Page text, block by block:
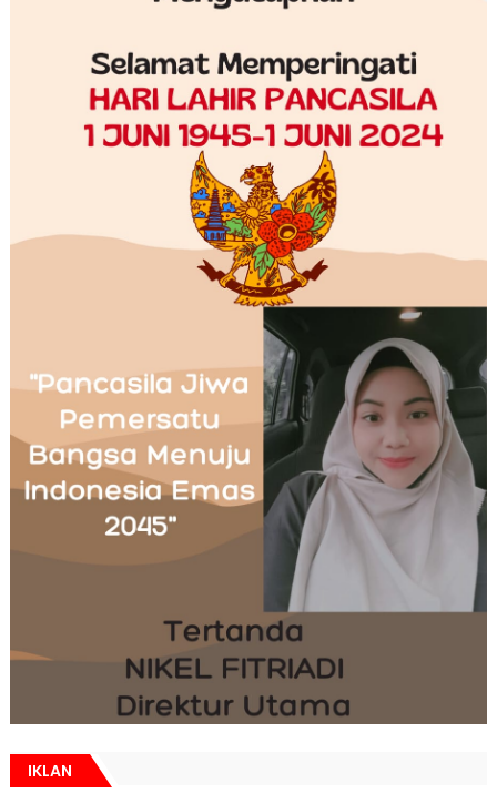
IKLAN